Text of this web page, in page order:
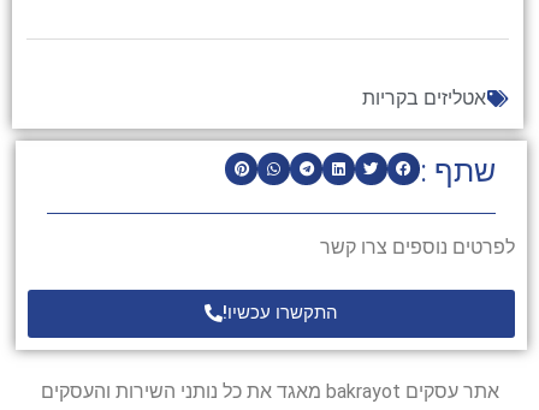
שתף :
לפרטים נוספים צרו קשר
התקשרו עכשיו!
אטליזים בקריות
אתר עסקים bakrayot מאגד את כל נותני השירות והעסקים